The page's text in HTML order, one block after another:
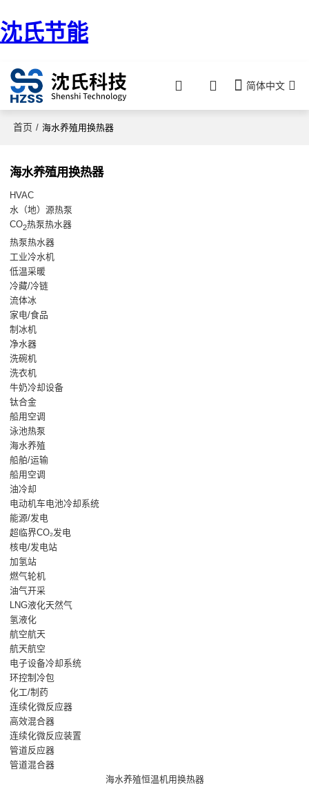
沈氏节能
简体中文
首页 / 海水养殖用换热器
海水养殖用换热器
HVAC
水（地）源热泵
CO2热泵热水器
热泵热水器
工业冷水机
低温采暖
冷藏/冷链
流体冰
家电/食品
制冰机
净水器
洗碗机
洗衣机
牛奶冷却设备
钛合金
船用空调
泳池热泵
海水养殖
船舶/运输
船用空调
油冷却
电动机车电池冷却系统
能源/发电
超临界CO₂发电
核电/发电站
加氢站
燃气轮机
油气开采
LNG液化天然气
氢液化
航空航天
航天航空
电子设备冷却系统
环控制冷包
化工/制药
连续化微反应器
高效混合器
连续化微反应装置
管道反应器
管道混合器
海水养殖恒温机用换热器